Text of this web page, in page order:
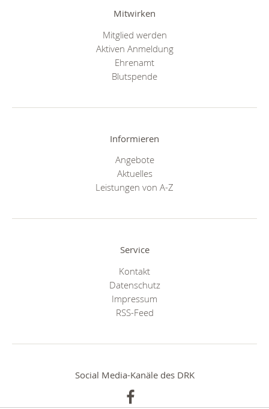
Mitwirken
Mitglied werden
Aktiven Anmeldung
Ehrenamt
Blutspende
Informieren
Angebote
Aktuelles
Leistungen von A-Z
Service
Kontakt
Datenschutz
Impressum
RSS-Feed
Social Media-Kanäle des DRK